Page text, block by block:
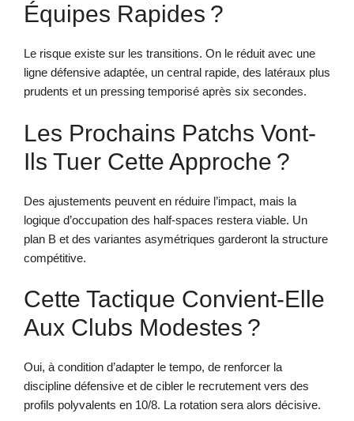
Équipes Rapides ?
Le risque existe sur les transitions. On le réduit avec une
ligne défensive adaptée, un central rapide, des latéraux plus
prudents et un pressing temporisé après six secondes.
Les Prochains Patchs Vont-
Ils Tuer Cette Approche ?
Des ajustements peuvent en réduire l’impact, mais la
logique d’occupation des half-spaces restera viable. Un
plan B et des variantes asymétriques garderont la structure
compétitive.
Cette Tactique Convient-Elle
Aux Clubs Modestes ?
Oui, à condition d’adapter le tempo, de renforcer la
discipline défensive et de cibler le recrutement vers des
profils polyvalents en 10/8. La rotation sera alors décisive.